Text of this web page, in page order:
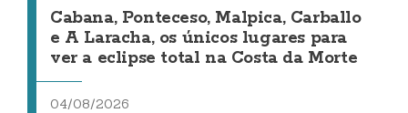
Cabana, Ponteceso, Malpica, Carballo
e A Laracha, os únicos lugares para
ver a eclipse total na Costa da Morte
04/08/2026